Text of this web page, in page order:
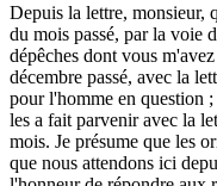
Depuis la lettre, monsieur,
du mois passé, par la voie
dépêches dont vous
décembre passé, avec la
pour l'homme en question
les a fait parvenir avec la
mois. Je présume que les
que nous attendons ici